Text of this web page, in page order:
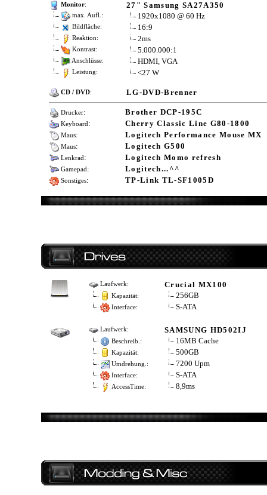
Monitor: 27" Samsung SA27A350
max. Aufl.: 1920x1080 @ 60 Hz
Bildfläche: 16:9
Reaktion: 2ms
Kontrast: 5.000.000:1
Anschlüsse: HDMI, VGA
Leistung: <27 W
CD / DVD: LG-DVD-Brenner
Drucker: Brother DCP-195C
Keyboard: Cherry Classic Line G80-1800
Maus: Logitech Performance Mouse MX
Maus: Logitech G500
Lenkrad: Logitech Momo refresh
Gamepad: Logitech...^^
Sonstiges: TP-Link TL-SF1005D
Laufwerk: Crucial MX100
Kapazität: 256GB
Interface: S-ATA
Laufwerk: SAMSUNG HD502IJ
Beschreib.: 16MB Cache
Kapazität: 500GB
Umdrehung.: 7200 Upm
Interface: S-ATA
AccessTime: 8,9ms